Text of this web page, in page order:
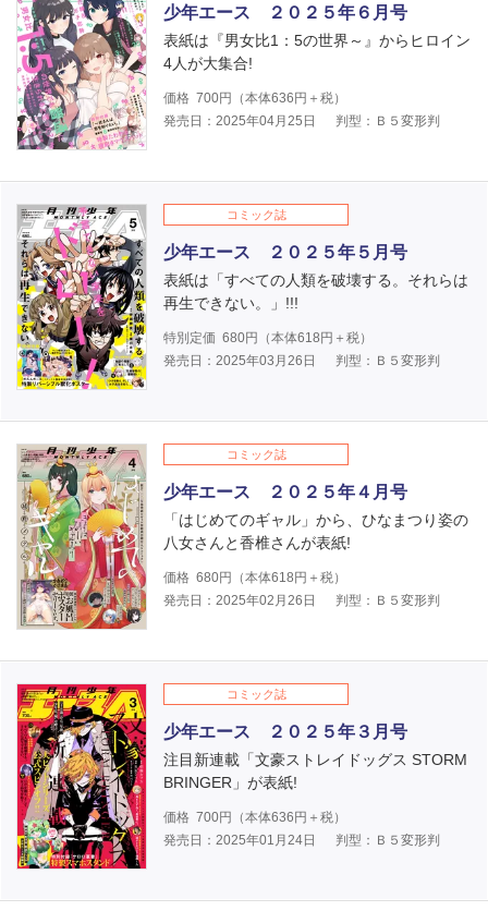
少年エース ２０２５年６月号
表紙は『男女比1：5の世界～』からヒロイン
4人が大集合!
価格 700円（本体636 円＋税）
発売日：2025年04月25日
判型：Ｂ５変形判
コミック誌
少年エース ２０２５年５月号
表紙は「すべての人類を破壊する。それらは
再生できない。」!!!
特別定価 680円（本体618 円＋税）
発売日：2025年03月26日
判型：Ｂ５変形判
コミック誌
少年エース ２０２５年４月号
「はじめてのギャル」から、ひなまつり姿の
八女さんと香椎さんが表紙!
価格 680円（本体618 円＋税）
発売日：2025年02月26日
判型：Ｂ５変形判
コミック誌
少年エース ２０２５年３月号
注目新連載「文豪ストレイドッグス STORM
BRINGER」が表紙!
価格 700円（本体636 円＋税）
発売日：2025年01月24日
判型：Ｂ５変形判